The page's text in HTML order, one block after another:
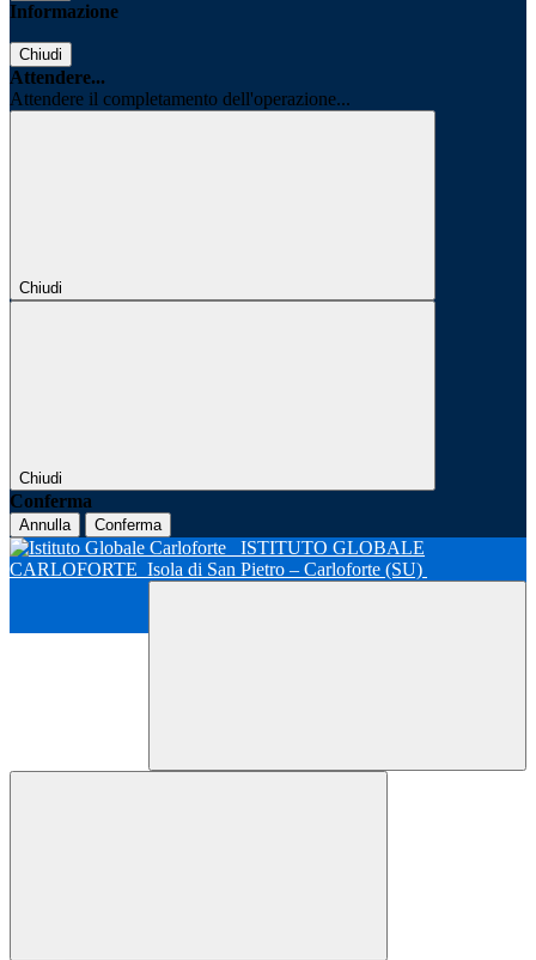
Informazione
Chiudi
Attendere...
Attendere il completamento dell'operazione...
Chiudi
Chiudi
Conferma
Annulla Conferma
ISTITUTO GLOBALE
CARLOFORTE Isola di San Pietro – Carloforte (SU)